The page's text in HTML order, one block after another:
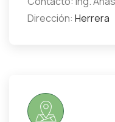
Dirección: Herrera